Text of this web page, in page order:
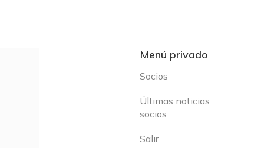
Menú privado
Socios
Últimas noticias
socios
Salir